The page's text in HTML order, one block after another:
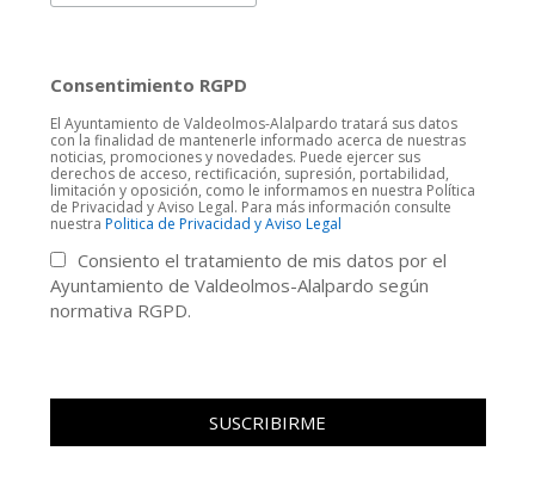
Consentimiento RGPD
El Ayuntamiento de Valdeolmos-Alalpardo tratará sus datos
con la finalidad de mantenerle informado acerca de nuestras
noticias, promociones y novedades. Puede ejercer sus
derechos de acceso, rectificación, supresión, portabilidad,
limitación y oposición, como le informamos en nuestra Política
de Privacidad y Aviso Legal. Para más información consulte
nuestra Politica de Privacidad y Aviso Legal
Consiento el tratamiento de mis datos por el
Ayuntamiento de Valdeolmos-Alalpardo según
normativa RGPD.